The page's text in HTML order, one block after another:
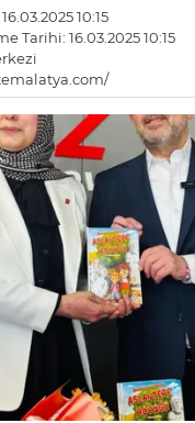
10:15
Tarihi: 16.03.2025 10:15